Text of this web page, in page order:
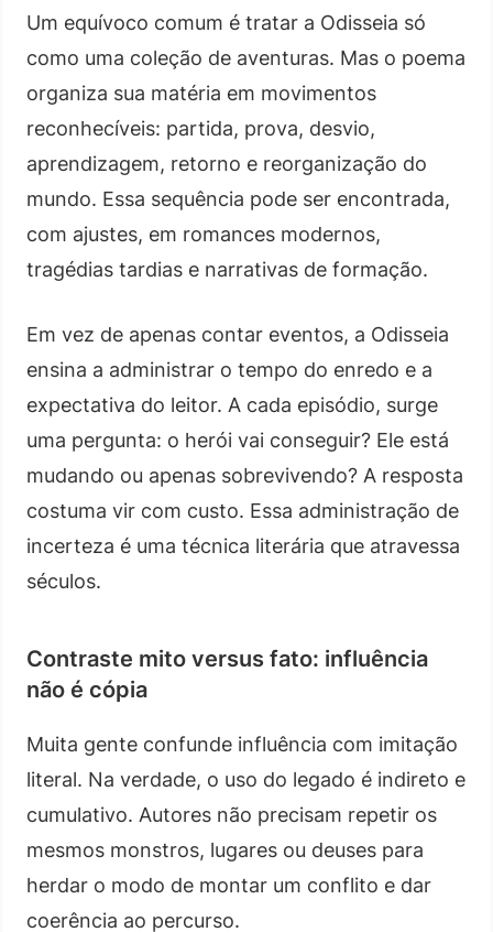
Um equívoco comum é tratar a Odisseia só
como uma coleção de aventuras. Mas o poema
organiza sua matéria em movimentos
reconhecíveis: partida, prova, desvio,
aprendizagem, retorno e reorganização do
mundo. Essa sequência pode ser encontrada,
com ajustes, em romances modernos,
tragédias tardias e narrativas de formação.
Em vez de apenas contar eventos, a Odisseia
ensina a administrar o tempo do enredo e a
expectativa do leitor. A cada episódio, surge
uma pergunta: o herói vai conseguir? Ele está
mudando ou apenas sobrevivendo? A resposta
costuma vir com custo. Essa administração de
incerteza é uma técnica literária que atravessa
séculos.
Contraste mito versus fato: influência
não é cópia
Muita gente confunde influência com imitação
literal. Na verdade, o uso do legado é indireto e
cumulativo. Autores não precisam repetir os
mesmos monstros, lugares ou deuses para
herdar o modo de montar um conflito e dar
coerência ao percurso.